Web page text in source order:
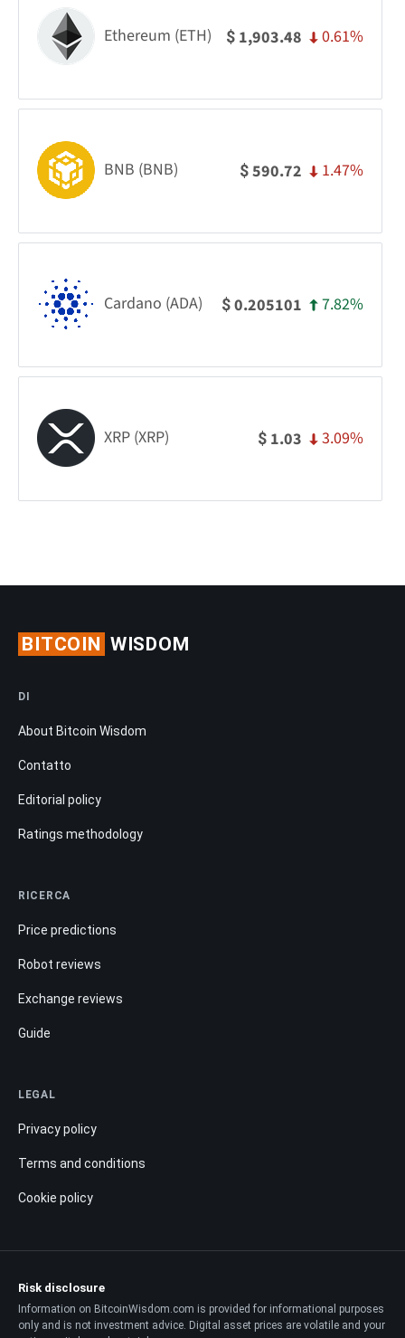
Ethereum (ETH) $ 1,903.48 0.61%
BNB (BNB) $590.72 1.47%
Cardano (ADA) $0.205101 7.82%
XRP (XRP) $ 1.03 3.09%
BITCOIN WISDOM
DI
About Bitcoin Wisdom
Contatto
Editorial policy
Ratings methodology
RICERCA
Price predictions
Robot reviews
Exchange reviews
Guide
LEGAL
Privacy policy
Terms and conditions
Cookie policy
Risk disclosure
Information on BitcoinWisdom.com is provided for informational purposes
only and is not investment advice. Digital asset prices are volatile and your